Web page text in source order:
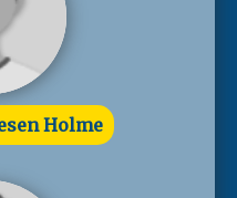
Holme